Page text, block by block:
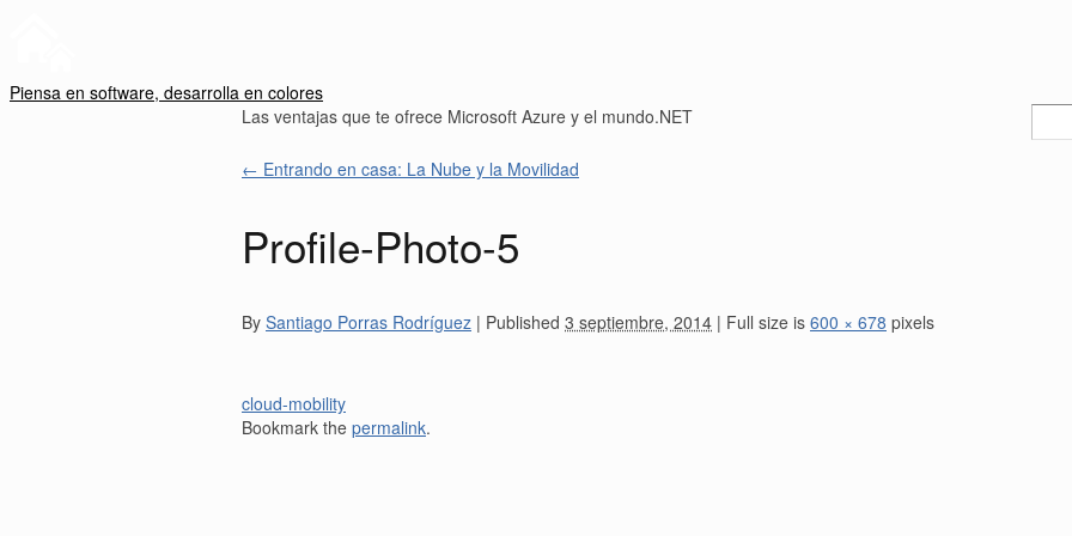
Piensa en software, desarrolla en colores
Las ventajas que te ofrece Microsoft Azure y el mundo.NET
← Entrando en casa: La Nube y la Movilidad
Profile-Photo-5
By Santiago Porras Rodríguez | Published 3 septiembre, 2014 | Full size is 600 × 678 pixels
cloud-mobility
Bookmark the permalink.